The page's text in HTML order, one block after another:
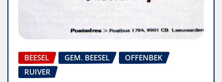
BEESEL GEM. BEESEL
OFFENBEK
RUIVER